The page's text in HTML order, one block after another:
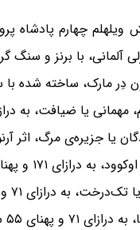
با برنز و سنگ گرانیت،
مارک، ساخته شده با
۴ متر، اثر آنزلم فویرباخ نقاش آلمانی، میان سال‌های ۱۸۷۱
یا جزیره‌ی مرگ، اثر
داوید فریدریش نقاش آلمانی، در سال‌های ۱۸۰۹ و ۱۸۱۰.
اثر کاسپار داوید فریدریش نقاش آلمانی، در سال ۱۸۲۲.
نقاش آلمانی، در سال ۱۸۲۲.